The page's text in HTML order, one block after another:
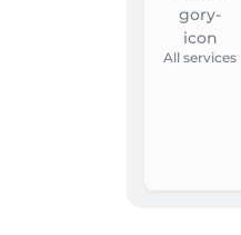
All services